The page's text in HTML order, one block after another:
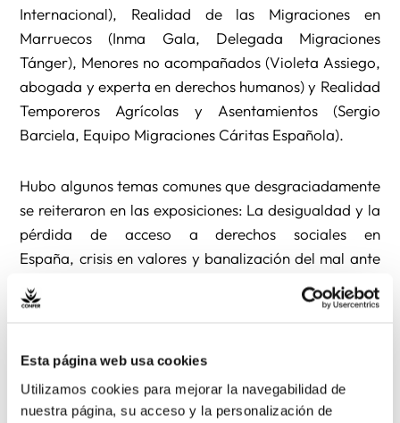
Esta página web usa cookies
Utilizamos cookies para mejorar la navegabilidad de
nuestra página, su acceso y la personalización de
Internacional), Realidad de las Migraciones en
Marruecos (Inma Gala, Delegada Migraciones
Tánger), Menores no acompañados (Violeta Assiego,
abogada y experta en derechos humanos) y Realidad
Temporeros Agrícolas y Asentamientos (Sergio
Barciela, Equipo Migraciones Cáritas Española).
Hubo algunos temas comunes que desgraciadamente
se reiteraron en las exposiciones: La desigualdad y la
pérdida de acceso a derechos sociales en
España, crisis en valores y banalización del mal ante
la vulneración de derechos humanos, especialmente
en ámbitos de menores no acompañados, tráfico de
la droga), vulneración de derechos laborales en
temporeros (esclavitud). Desde esta realidad se nos